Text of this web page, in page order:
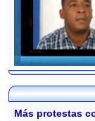
Más protestas